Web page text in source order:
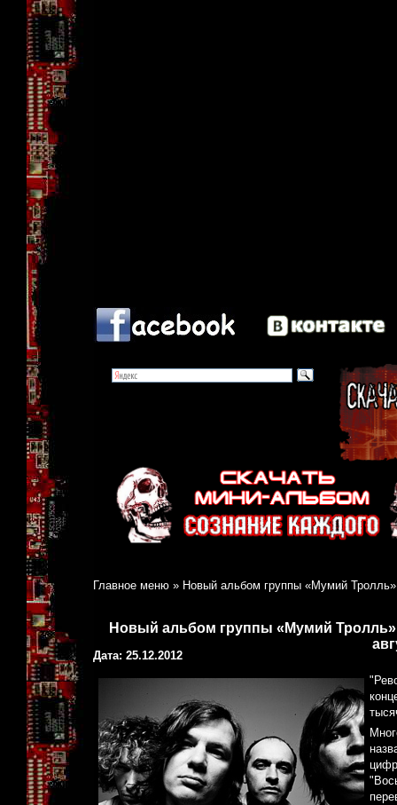
Главное меню » Новый альбом группы «Мумий Тролль»
Новый альбом группы «Мумий Тролль»
Дата: 25.12.2012